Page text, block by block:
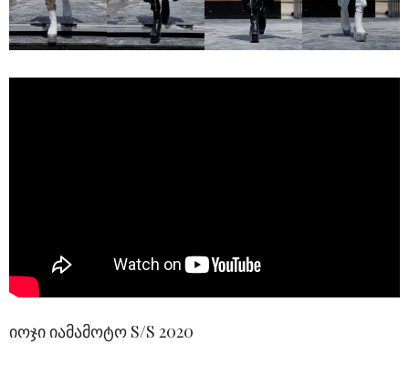
იოჯი იამამოტო S/S 2020